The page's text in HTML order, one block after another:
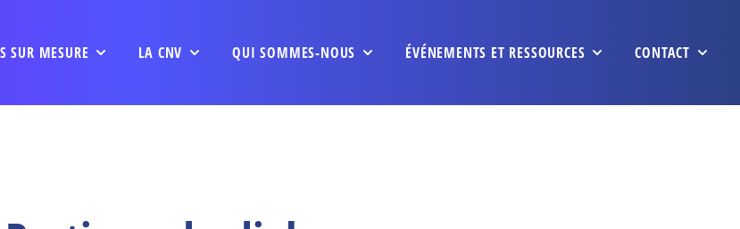
SUR MESURE LA CNV QUI SOMMES-NOUS ÉVÉNEMENTS ET RESSOURCES CONTACT